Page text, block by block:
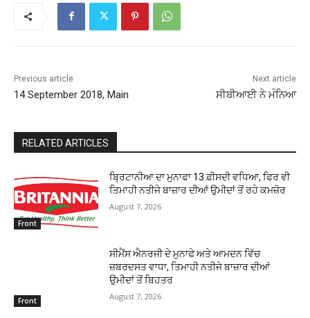
Previous article
14 September 2018, Main
Next article
ਸੀਬੀਆਈ ਨੇ ਮੰਨਿਆ
RELATED ARTICLES
Front
ਬ੍ਰਿਟਾਨੀਆ ਦਾ ਮੁਨਾਫਾ 13 ਫ਼ੀਸਦੀ ਵਧਿਆ, ਫਿਰ ਵੀ
ਤਿਮਾਹੀ ਨਤੀਜੇ ਬਾਜ਼ਾਰ ਦੀਆਂ ਉਮੀਦਾਂ ਤੋਂ ਰਹੇ ਕਮਜ਼ੋਰ
August 7, 2026
Front
ਸੀਮੈਂਸ ਐਨਰਜੀ ਦੇ ਮੁਨਾਫੇ ਅਤੇ ਆਮਦਨ ਵਿੱਚ
ਜ਼ਬਰਦਸਤ ਵਾਧਾ, ਤਿਮਾਹੀ ਨਤੀਜੇ ਬਾਜ਼ਾਰ ਦੀਆਂ
ਉਮੀਦਾਂ ਤੋਂ ਬਿਹਤਰ
August 7, 2026